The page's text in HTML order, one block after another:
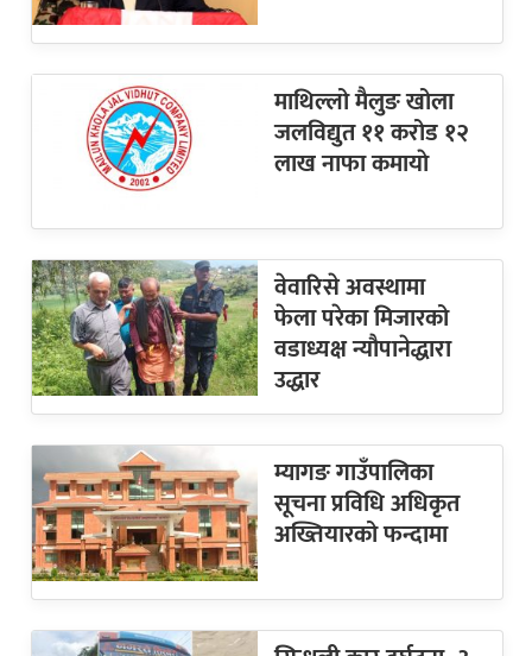
माथिल्लो मैलुङ खोला
जलविद्युत ११ करोड १२
लाख नाफा कमायाे
वेवारिसे अवस्थामा
फेला परेका मिजारको
वडाध्यक्ष न्यौपानेद्धारा
उद्धार
म्यागङ गाउँपालिका
सूचना प्रविधि अधिकृत
अख्तियारको फन्दामा